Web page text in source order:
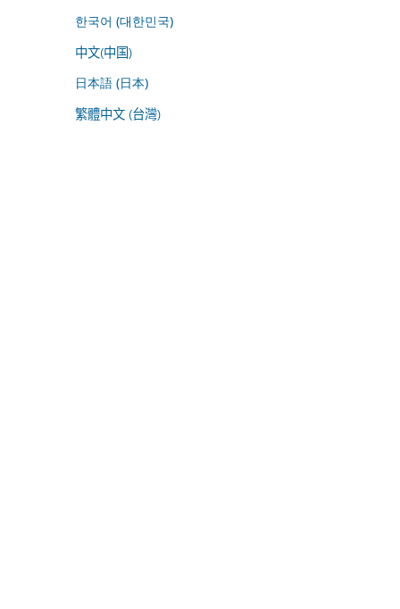
한국어 (대한민국)
中文(中国)
日本語 (日本)
繁體中文 (台灣)